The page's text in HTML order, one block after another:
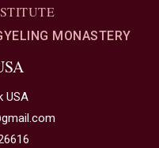
MONASTERY
USA